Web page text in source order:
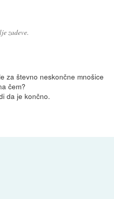
zadeve.
za števno neskončne mnošice
čem?
da je končno.